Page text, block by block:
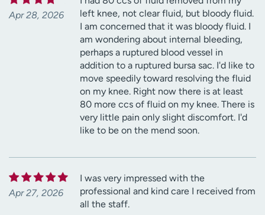
Apr 28, 2026
left knee, not clear fluid, but bloody fluid.
I am concerned that it was bloody fluid. I
am wondering about internal bleeding,
perhaps a ruptured blood vessel in
addition to a ruptured bursa sac. I'd like to
move speedily toward resolving the fluid
on my knee. Right now there is at least
80 more ccs of fluid on my knee. There is
very little pain only slight discomfort. I'd
like to be on the mend soon.
Apr 27, 2026
I was very impressed with the
professional and kind care I received from
all the staff.